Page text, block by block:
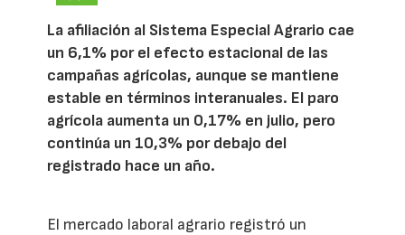
La afiliación al Sistema Especial Agrario cae
un 6,1% por el efecto estacional de las
campañas agrícolas, aunque se mantiene
estable en términos interanuales. El paro
agrícola aumenta un 0,17% en julio, pero
continúa un 10,3% por debajo del
registrado hace un año.
El mercado laboral agrario registró un